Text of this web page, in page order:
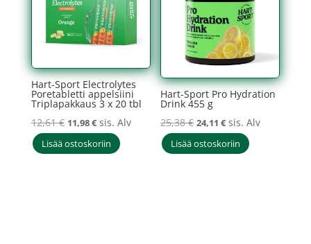
Hart-Sport Electrolytes
Poretabletti appelsiini
Triplapakkaus 3 x 20 tbl
12,61€ Alkuperäinen
hinta
oli:
11,98€Nykyinen
hinta
on:
sis. Alv
Lisää ostoskoriin
Hart-Sport Pro Hydration
Drink 455 g
25,38€ Alkuperäinen
hinta
oli:
24,11€Nykyinen
hinta
on:
sis. Alv
Lisää ostoskoriin